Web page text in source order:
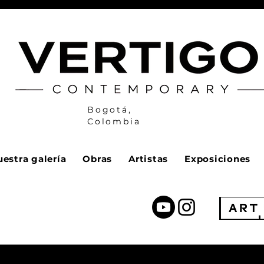
Bogotá,
Colombia
galería Obras Artistas Exposiciones